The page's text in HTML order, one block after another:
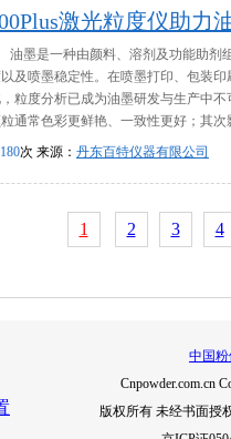
激光粒度仪助力
油墨是一种由颜料、溶剂及功能助剂
及喷墨稳定性。在喷墨打印、包装
，粒度分析已成为油墨研发与生产中
通常色彩更鲜艳、一致性更好；其
180次 来源： 丹东百特仪器有限公司
1 2 3 4
中国
Cnpowder.com.cn
版权所有 未经书面授